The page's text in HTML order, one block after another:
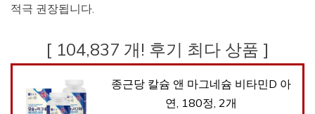
적극 권장됩니다.
[ 104,837 개! 후기 최다 상품 ]
종근당 칼슘 앤 마그네슘 비타민D 아
연, 180정, 2개